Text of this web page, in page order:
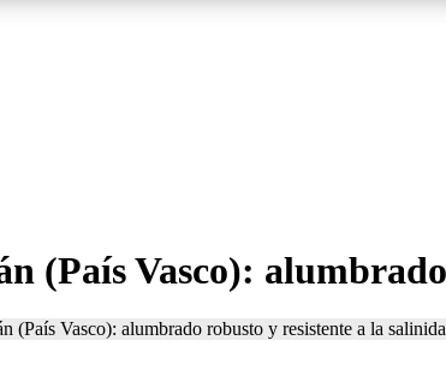
(País Vasco):
(País Vasco): alumbrado robusto y resistente a la